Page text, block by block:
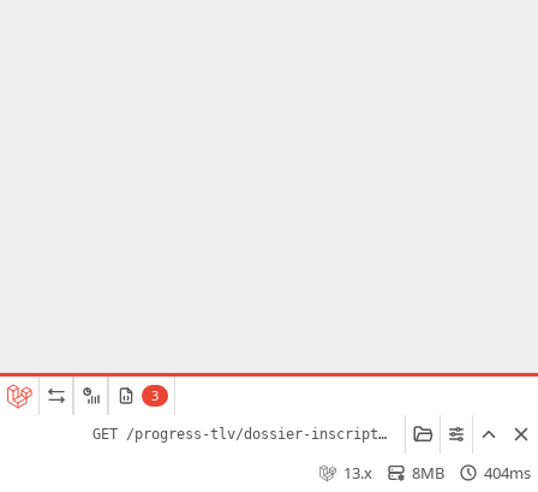
3
GET /progress-tlv/dossier-inscription-tlv?pole=&type=
404ms
8MB
13.x